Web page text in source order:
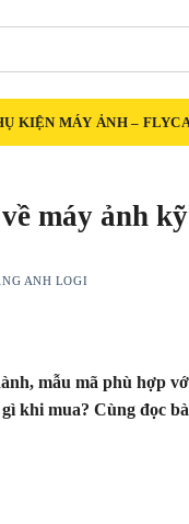
KIỆN MÁY ẢNH –
máy ảnh
ANH LOGI
mẫu mã phù hợp
khi mua? Cùng đọc